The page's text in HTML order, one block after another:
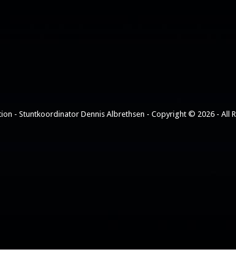
- Stuntkoordinator Dennis Albrethsen - Copyright © 2026 - All